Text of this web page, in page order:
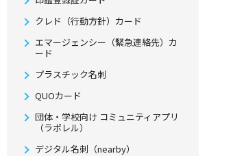
クレド（行動方針）カード
エマージェンシー（緊急連絡先）カ
ード
プラスチック名刺
QUOカード
団体・学校向け コミュニティアプリ
（ラポレル）
デジタル名刺（nearby）